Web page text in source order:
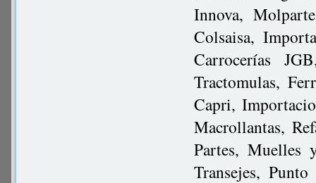
Innova,
Colsaisa,
Carrocerías
Tractomulas,
Capri,
Macrollantas,
Partes, Muelles
Transejes,